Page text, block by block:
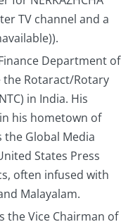
TV channel and a
Department of
Rotaract/Rotary
in India. His
his hometown of
Global Media
States Press
often infused with
Malayalam.
the Vice Chairman of